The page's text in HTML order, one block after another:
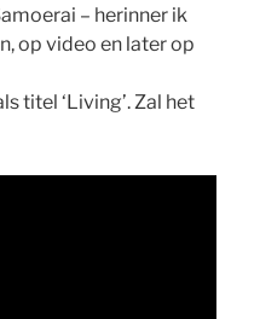
– herinner ik
op video en later op
titel ‘Living’. Zal het